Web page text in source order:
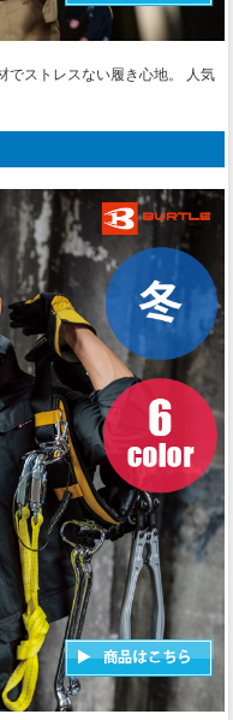
でストレスない履き心地。 人気